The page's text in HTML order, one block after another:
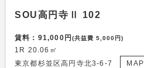
SOU高円寺Ⅱ 102
賃料：91,000円(共益費 5,000円)
1R 20.06㎡
東京都杉並区高円寺北3-6-7
MAP